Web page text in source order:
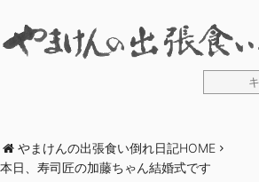
やまけんの出張食い倒れ日記HOME
本日、寿司匠の加藤ちゃん結婚式です